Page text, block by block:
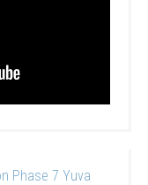
Phase 7 Yuva